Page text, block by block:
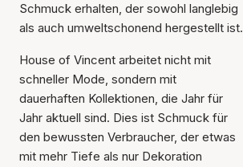
Schmuck erhalten, der sowohl langlebig
als auch umweltschonend hergestellt ist.
House of Vincent arbeitet nicht mit
schneller Mode, sondern mit
dauerhaften Kollektionen, die Jahr für
Jahr aktuell sind. Dies ist Schmuck für
den bewussten Verbraucher, der etwas
mit mehr Tiefe als nur Dekoration